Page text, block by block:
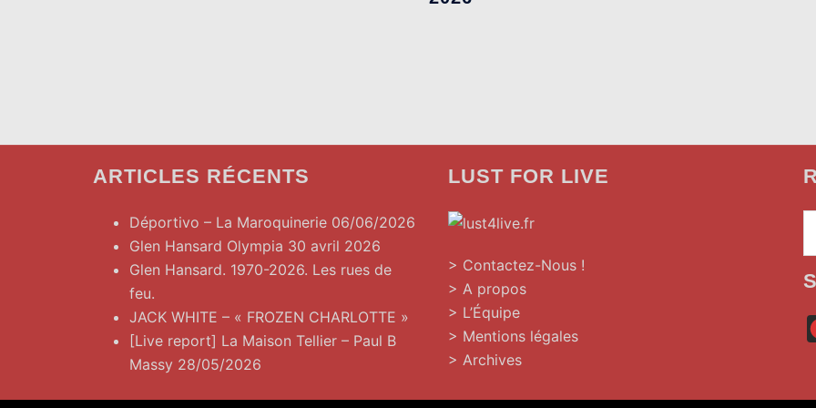
ARTICLES RÉCENTS
Déportivo – La Maroquinerie 06/06/2026
Glen Hansard Olympia 30 avril 2026
Glen Hansard. 1970-2026. Les rues de
feu.
JACK WHITE – « FROZEN CHARLOTTE »
[Live report] La Maison Tellier – Paul B
Massy 28/05/2026
LUST FOR LIVE
> Contactez-Nous !
> A propos
> L’Équipe
> Mentions légales
> Archives